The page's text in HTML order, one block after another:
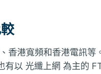
香港寬頻和香港電訊
有以 光纖上網 為主的